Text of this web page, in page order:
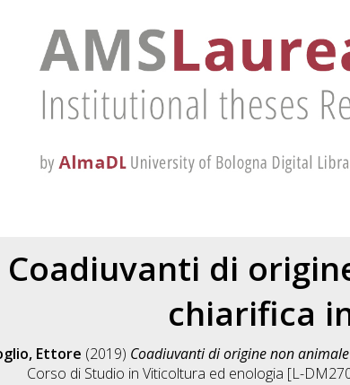
Coadiuvanti di
chiarifica
Ettore (2019) Coadiuvanti di origine non
Corso di Studio in Viticoltura ed enologia [L-